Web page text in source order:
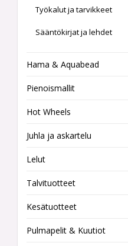
Työkalut ja tarvikkeet
Sääntökirjat ja lehdet
Hama & Aquabead
Pienoismallit
Hot Wheels
Juhla ja askartelu
Lelut
Talvituotteet
Kesätuotteet
Pulmapelit & Kuutiot